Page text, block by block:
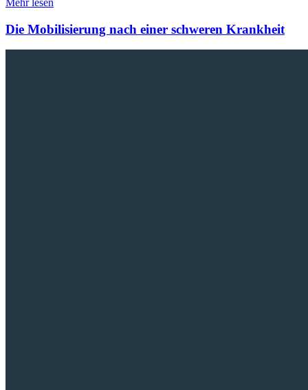
Die Mobilisierung nach einer schweren Krankheit